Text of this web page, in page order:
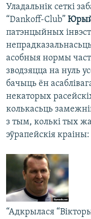
Уладальнік сеткі
“Dankoff-Club”
патэнцыйных
асобныя нормы
зводзяцца на нуль
бачыць ён
некаторых
колькасьць
з тым, колькі тых
эўрапейскія краіны:
“Адкрылася